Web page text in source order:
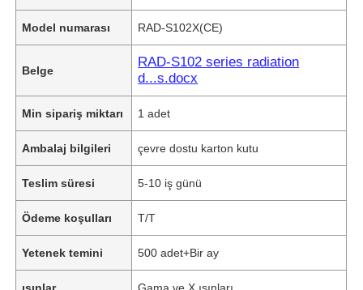
Model numarası RAD-S102X(CE)
Belge
RAD-S102 series radiation
d...s.docx
Min sipariş miktarı 1 adet
Ambalaj bilgileri çevre dostu karton kutu
Teslim süresi 5-10 iş günü
Ödeme koşulları T/T
Yetenek temini 500 adet+Bir ay
ışınlar Gama ve X ışınları